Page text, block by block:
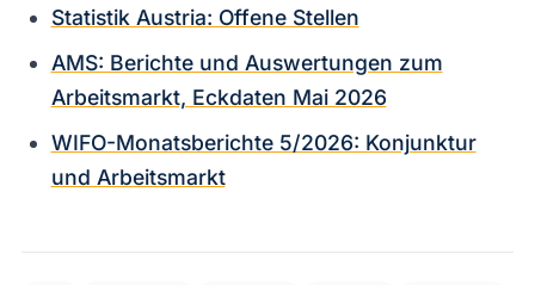
Statistik Austria: Offene Stellen
AMS: Berichte und Auswertungen zum
Arbeitsmarkt, Eckdaten Mai 2026
WIFO-Monatsberichte 5/2026: Konjunktur
und Arbeitsmarkt